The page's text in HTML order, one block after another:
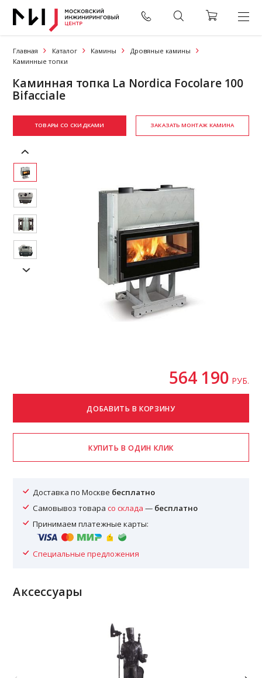
Главная Каталог Камины
Дровяные камины
Каминные топки
Каминная топка La Nordica Focolare 100
Bifacciale
ТОВАРЫ СО СКИДКАМИ ЗАКАЗАТЬ МОНТАЖ КАМИНА
564 190 РУБ.
Доставка по Москве бесплатно
Самовывоз товарасо склада — бесплатно
Принимаем платежные карты:
Специальные предложения
Аксессуары